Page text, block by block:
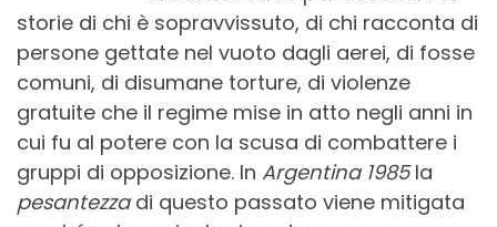
storie di chi è sopravvissuto, di chi racconta di
persone gettate nel vuoto dagli aerei, di fosse
comuni, di disumane torture, di violenze
gratuite che il regime mise in atto negli anni in
cui fu al potere con la scusa di combattere i
gruppi di opposizione. In Argentina 1985la
pesantezzadi questo passato viene mitigata